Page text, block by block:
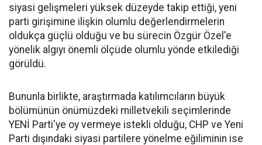
siyasi gelişmeleri yüksek düzeyde takip ettiği, yeni
parti girişimine ilişkin olumlu değerlendirmelerin
oldukça güçlü olduğu ve bu sürecin Özgür Özel'e
yönelik algıyı önemli ölçüde olumlu yönde etkilediği
görüldü.
Bununla birlikte, araştırmada katılımcıların büyük
bölümünün önümüzdeki milletvekili seçimlerinde
YENİ Parti'ye oy vermeye istekli olduğu, CHP ve Yeni
Parti dışındaki siyasi partilere yönelme eğiliminin ise